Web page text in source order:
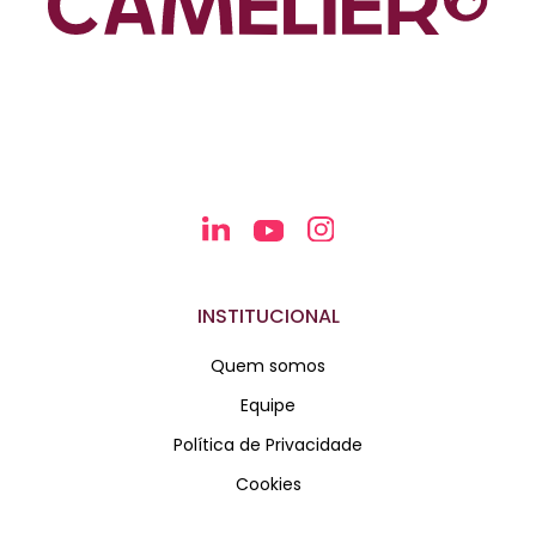
INSTITUCIONAL
Quem somos
Equipe
Política de Privacidade
Cookies